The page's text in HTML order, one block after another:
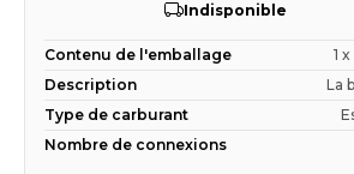
Indisponible
Contenu de l'emballage
1
Description
La
Type de carburant
Nombre de connexions